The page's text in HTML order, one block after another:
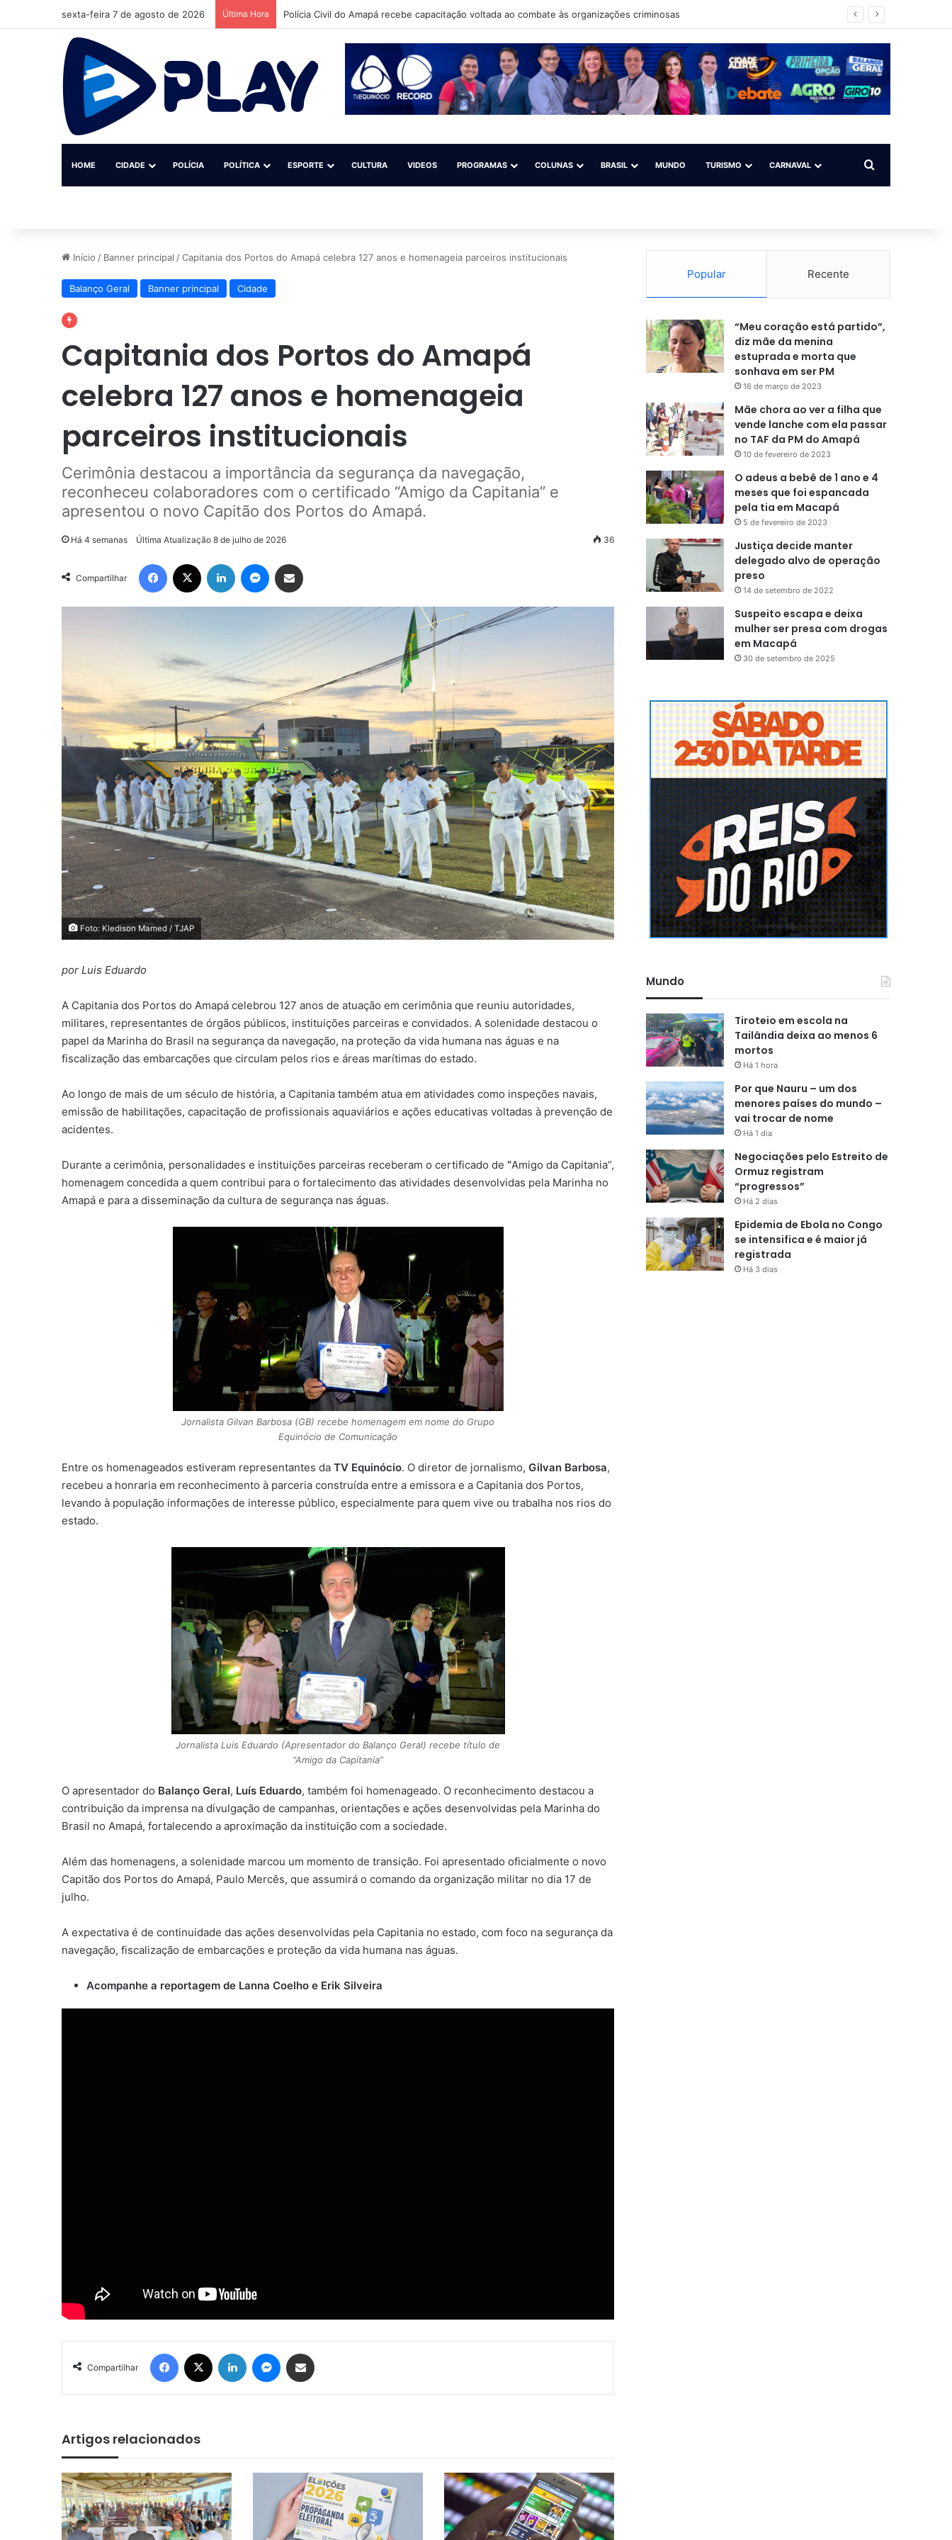
sexta-feira 7 de agosto de 2026 Última Hora “Agosto Lilás”: Polícia Civil reforça as ações de combate à violência contra a mulher no Amapá
HOME CIDADE POLÍCIA POLÍTICA ESPORTE CULTURA VIDEOS PROGRAMAS COLUNAS BRASIL MUNDO TURISMO CARNAVAL Procurar por
Início / Banner principal /Capitania dos Portos do Amapá celebra 127 anos e homenageia parceiros institucionais
Balanço Geral Banner principal Cidade
Capitania dos Portos do Amapá
celebra 127 anos e homenageia
parceiros institucionais
Cerimônia destacou a importância da segurança da navegação,
reconheceu colaboradores com o certificado “Amigo da Capitania” e
apresentou o novo Capitão dos Portos do Amapá.
Há 4 semanas Última Atualização 8 de julho de 2026 36
Compartilhar
Foto: Kledison Mamed / TJAP
por Luis Eduardo
A Capitania dos Portos do Amapá celebrou 127 anos de atuação em cerimônia que reuniu autoridades,
militares, representantes de órgãos públicos, instituições parceiras e convidados. A solenidade destacou o
papel da Marinha do Brasil na segurança da navegação, na proteção da vida humana nas águas e na
fiscalização das embarcações que circulam pelos rios e áreas marítimas do estado.
Ao longo de mais de um século de história, a Capitania também atua em atividades como inspeções navais,
emissão de habilitações, capacitação de profissionais aquaviários e ações educativas voltadas à prevenção de
acidentes.
Durante a cerimônia, personalidades e instituições parceiras receberam o certificado de “Amigo da Capitania”,
homenagem concedida a quem contribui para o fortalecimento das atividades desenvolvidas pela Marinha no
Amapá e para a disseminação da cultura de segurança nas águas.
Jornalista Gilvan Barbosa (GB) recebe homenagem em nome do Grupo
Equinócio de Comunicação
Entre os homenageados estiveram representantes da TV Equinócio. O diretor de jornalismo, Gilvan Barbosa,
recebeu a honraria em reconhecimento à parceria construída entre a emissora e a Capitania dos Portos,
levando à população informações de interesse público, especialmente para quem vive ou trabalha nos rios do
estado.
Jornalista Luis Eduardo (Apresentador do Balanço Geral) recebe título de
“Amigo da Capitania”
O apresentador do Balanço Geral, Luís Eduardo, também foi homenageado. O reconhecimento destacou a
contribuição da imprensa na divulgação de campanhas, orientações e ações desenvolvidas pela Marinha do
Brasil no Amapá, fortalecendo a aproximação da instituição com a sociedade.
Além das homenagens, a solenidade marcou um momento de transição. Foi apresentado oficialmente o novo
Capitão dos Portos do Amapá, Paulo Mercês, que assumirá o comando da organização militar no dia 17 de
julho.
A expectativa é de continuidade das ações desenvolvidas pela Capitania no estado, com foco na segurança da
navegação, fiscalização de embarcações e proteção da vida humana nas águas.
Acompanhe a reportagem de Lanna Coelho e Erik Silveira
Compartilhar
Artigos relacionados
Popular Recente
“Meu coração está partido”,
diz mãe da menina
estuprada e morta que
sonhava em ser PM
16 de março de 2023
Mãe chora ao ver a filha que
vende lanche com ela passar
no TAF da PM do Amapá
10 de fevereiro de 2023
O adeus a bebê de 1 ano e 4
meses que foi espancada
pela tia em Macapá
5 de fevereiro de 2023
Justiça decide manter
delegado alvo de operação
preso
14 de setembro de 2022
Suspeito escapa e deixa
mulher ser presa com drogas
em Macapá
30 de setembro de 2025
Mundo
Tiroteio em escola na
Tailândia deixa ao menos 6
mortos
Há 1 hora
Por que Nauru – um dos
menores países do mundo –
vai trocar de nome
Há 1 dia
Negociações pelo Estreito de
Ormuz registram
“progressos”
Há 2 dias
Epidemia de Ebola no Congo
se intensifica e é maior já
registrada
Há 3 dias